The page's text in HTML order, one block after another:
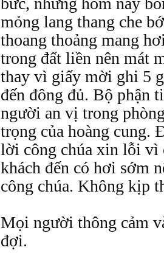
mỏng lang thang che
thoang thoảng mang
trong đất liền nên mát
thay vì giấy mời ghi 5
đến đông đủ. Bộ phận
người an vị trong
trọng của hoàng cung.
lời công chúa xin lỗi vì
khách đến có hơi sớm
công chúa. Không kịp
Mọi người thông cảm
đợi.